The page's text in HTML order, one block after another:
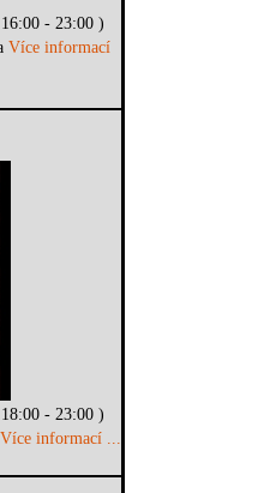
- 23:00 )
Více informací
- 23:00 )
Více informací ...